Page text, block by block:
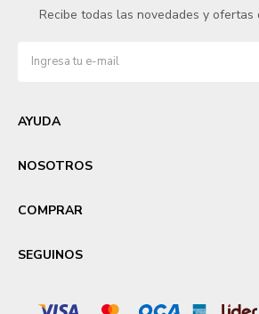
Recibe todas las novedades y ofertas
AYUDA
NOSOTROS
COMPRAR
SEGUINOS